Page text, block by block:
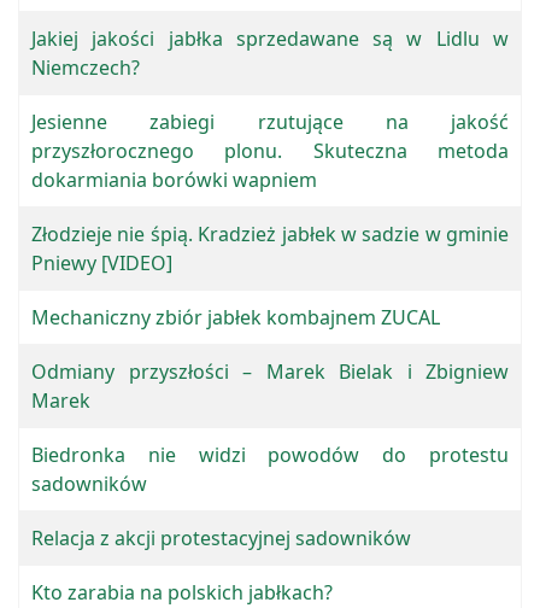
Jakiej jakości jabłka sprzedawane są w Lidlu w
Niemczech?
Jesienne zabiegi rzutujące na jakość
przyszłorocznego plonu. Skuteczna metoda
dokarmiania borówki wapniem
Złodzieje nie śpią. Kradzież jabłek w sadzie w gminie
Pniewy [VIDEO]
Mechaniczny zbiór jabłek kombajnem ZUCAL
Odmiany przyszłości – Marek Bielak i Zbigniew
Marek
Biedronka nie widzi powodów do protestu
sadowników
Relacja z akcji protestacyjnej sadowników
Kto zarabia na polskich jabłkach?